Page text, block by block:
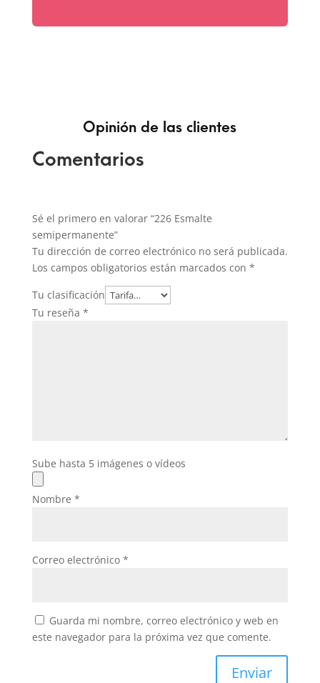
Opinión de las clientes
Comentarios
Sé el primero en valorar “226 Esmalte
semipermanente”
Tu dirección de correo electrónico no será publicada.
Los campos obligatorios están marcados con *
Tu clasificación
Tu reseña *
Sube hasta 5 imágenes o vídeos
Nombre *
Correo electrónico *
Guarda mi nombre, correo electrónico y web en
este navegador para la próxima vez que comente.
Enviar